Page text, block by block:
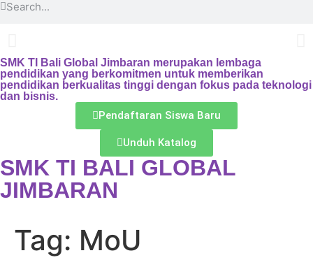
SMK TI Bali Global Jimbaran merupakan lembaga
pendidikan yang berkomitmen untuk memberikan
pendidikan berkualitas tinggi dengan fokus pada teknologi
dan bisnis.
Pendaftaran Siswa Baru
Unduh Katalog
SMK TI BALI GLOBAL
JIMBARAN
Tag: MoU